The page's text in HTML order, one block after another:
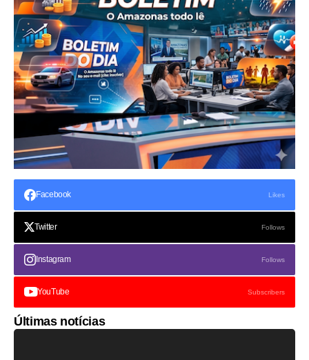
Facebook Likes
Twitter Follows
Instagram Follows
YouTube Subscribers
Últimas notícias